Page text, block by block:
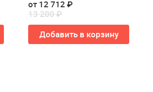
от 12 712 ₽
13 200 ₽
Добавить в корзину